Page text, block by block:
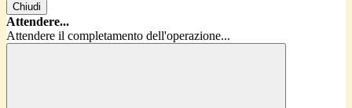
Chiudi
Attendere...
Attendere il completamento dell'operazione...